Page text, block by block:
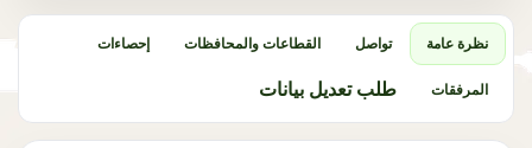
نظرة عامة تواصل القطاعات والمحافظات إحصاءات
المرفقات طلب تعديل بيانات